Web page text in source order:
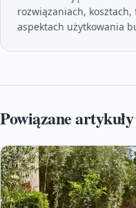
rozwiązaniach,
aspektach użytkowania
Powiązane artykuły